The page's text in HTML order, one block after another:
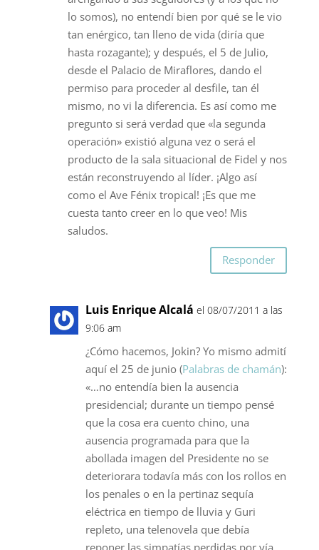
lo somos), no entendí bien por qué se le vio
tan enérgico, tan lleno de vida (diría que
hasta rozagante); y después, el 5 de Julio,
desde el Palacio de Miraflores, dando el
permiso para proceder al desfile, tan él
mismo, no vi la diferencia. Es así como me
pregunto si será verdad que «la segunda
operación» existió alguna vez o será el
producto de la sala situacional de Fidel y nos
están reconstruyendo al líder. ¡Algo así
como el Ave Fénix tropical! ¡Es que me
cuesta tanto creer en lo que veo! Mis
saludos.
Responder
Luis Enrique Alcalá el 08/07/2011 a las
9:06 am
¿Cómo hacemos, Jokin? Yo mismo admití
aquí el 25 de junio (Palabras de chamán):
«…no entendía bien la ausencia
presidencial; durante un tiempo pensé
que la cosa era cuento chino, una
ausencia programada para que la
abollada imagen del Presidente no se
deteriorara todavía más con los rollos en
los penales o en la pertinaz sequía
eléctrica en tiempo de lluvia y Guri
repleto, una telenovela que debía
reponer las simpatías perdidas por vía